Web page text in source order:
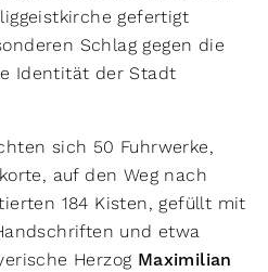
gefertigt
Schlag gegen die
Identität der Stadt
sich 50 Fuhrwerke,
auf den Weg nach
184 Kisten, gefüllt mit
und etwa
Herzog Maximilian